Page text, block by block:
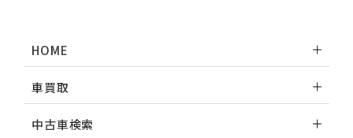
HOME
車買取
中古車検索